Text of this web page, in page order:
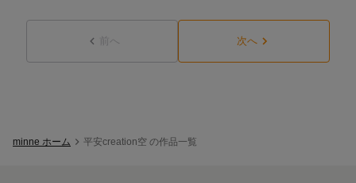
前へ 次へ
minne ホーム 平安creation空 の作品一覧